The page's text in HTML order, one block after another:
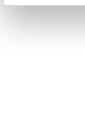
okumak ve sitemizi